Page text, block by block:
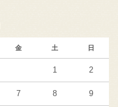
金 土 日
1 2
7 8 9